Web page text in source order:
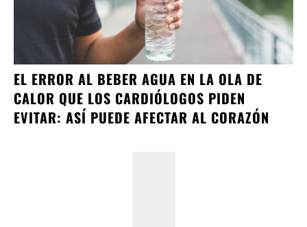
EL ERROR AL BEBER AGUA EN LA OLA DE
CALOR QUE LOS CARDIÓLOGOS PIDEN
EVITAR: ASÍ PUEDE AFECTAR AL CORAZÓN